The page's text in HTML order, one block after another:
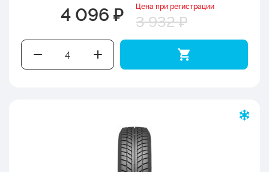
4 096 ₽ Цена при регистрации
3 932 ₽